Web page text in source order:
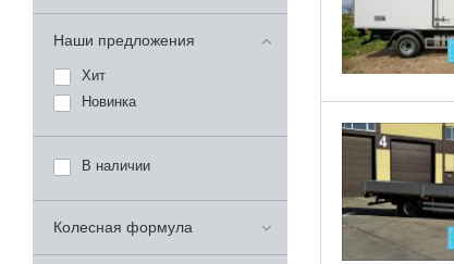
Наши предложения
Хит
Новинка
В наличии
Колесная формула